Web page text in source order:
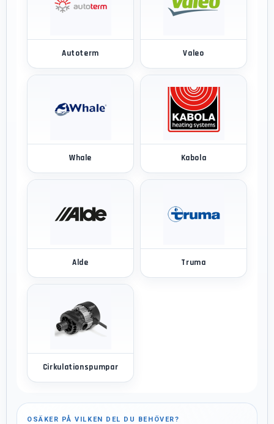
Autoterm Valeo
Whale Kabola
Alde Truma
Cirkulationspumpar
OSÄKER PÅ VILKEN DEL DU BEHÖVER?